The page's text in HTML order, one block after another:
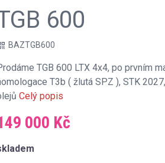
600
BAZTGB600
TGB 600 LTX 4x4, po prvním
T3b ( žlutá SPZ ), STK
Celý popis
000 Kč